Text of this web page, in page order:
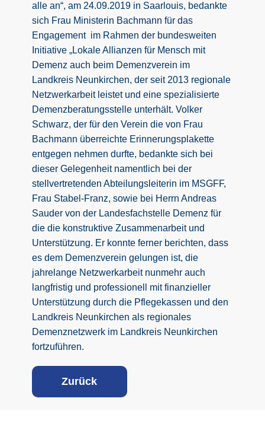
alle an“, am 24.09.2019 in Saarlouis, bedankte
sich Frau Ministerin Bachmann für das
Engagement im Rahmen der bundesweiten
Initiative „Lokale Allianzen für Mensch mit
Demenz auch beim Demenzverein im
Landkreis Neunkirchen, der seit 2013 regionale
Netzwerkarbeit leistet und eine spezialisierte
Demenzberatungsstelle unterhält. Volker
Schwarz, der für den Verein die von Frau
Bachmann überreichte Erinnerungsplakette
entgegen nehmen durfte, bedankte sich bei
dieser Gelegenheit namentlich bei der
stellvertretenden Abteilungsleiterin im MSGFF,
Frau Stabel-Franz, sowie bei Herrn Andreas
Sauder von der Landesfachstelle Demenz für
die die konstruktive Zusammenarbeit und
Unterstützung. Er konnte ferner berichten, dass
es dem Demenzverein gelungen ist, die
jahrelange Netzwerkarbeit nunmehr auch
langfristig und professionell mit finanzieller
Unterstützung durch die Pflegekassen und den
Landkreis Neunkirchen als regionales
Demenznetzwerk im Landkreis Neunkirchen
fortzuführen.
Zurück